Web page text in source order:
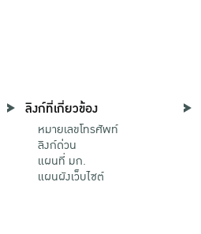
ลิงก์ที่เกี่ยวข้อง
หมายเลขโทรศัพท์
ลิงก์ด่วน
แผนที่ มก.
แผนผังเว็บไซต์